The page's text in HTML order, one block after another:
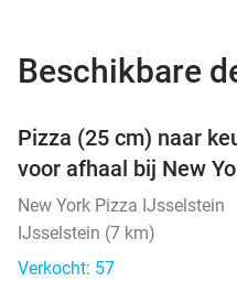
Beschikbare
Pizza (25 cm) naar
voor afhaal bij New
New York Pizza IJsselstein
IJsselstein (7 km)
Verkocht: 57